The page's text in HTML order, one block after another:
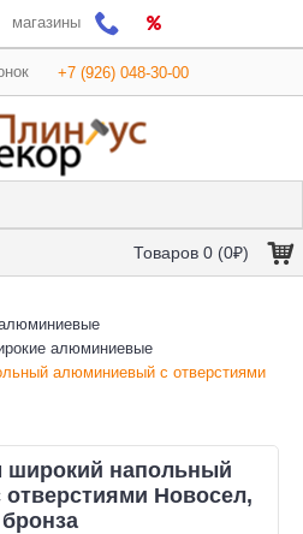
магазины
+7 (926) 048-30-00
Товаров 0 (0₽)
алюминиевые
алюминиевый с отверстиями
широкий напольный
Новосел,
бронза